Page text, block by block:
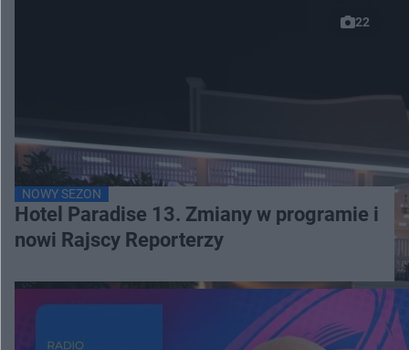
22
NOWY SEZON
Hotel Paradise 13. Zmiany w programie i
nowi Rajscy Reporterzy